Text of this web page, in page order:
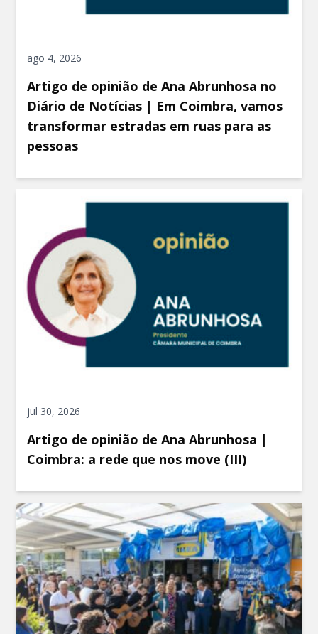
ago 4, 2026
Artigo de opinião de Ana Abrunhosa no
Diário de Notícias | Em Coimbra, vamos
transformar estradas em ruas para as
pessoas
jul 30, 2026
Artigo de opinião de Ana Abrunhosa |
Coimbra: a rede que nos move (III)